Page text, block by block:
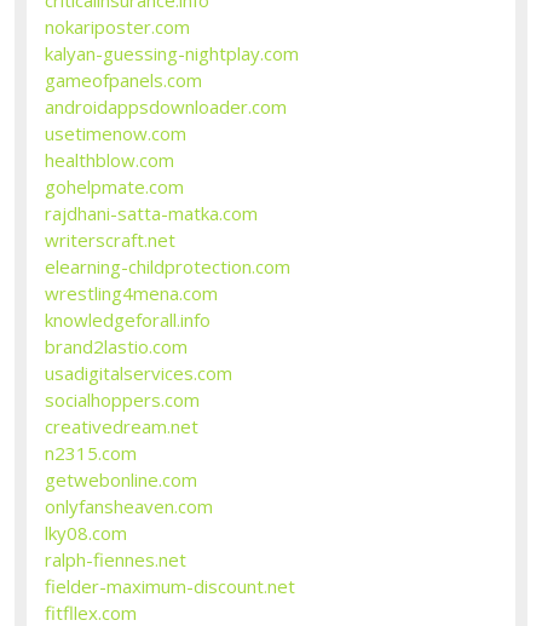
nokariposter.com
kalyan-guessing-nightplay.com
gameofpanels.com
androidappsdownloader.com
usetimenow.com
healthblow.com
gohelpmate.com
rajdhani-satta-matka.com
writerscraft.net
elearning-childprotection.com
wrestling4mena.com
knowledgeforall.info
brand2lastio.com
usadigitalservices.com
socialhoppers.com
creativedream.net
n2315.com
getwebonline.com
onlyfansheaven.com
lky08.com
ralph-fiennes.net
fielder-maximum-discount.net
fitfllex.com